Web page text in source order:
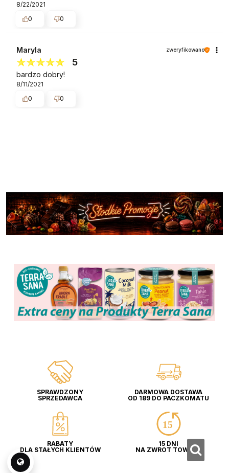
8/22/2021
0
0
Maryla zweryfikowano
5
bardzo dobry!
8/11/2021
0
0
SPRAWDZONY
SPRZEDAWCA
DARMOWA DOSTAWA
OD 189 DO PACZKOMATU
RABATY
DLA STAŁYCH KLIENTÓW
15 DNI
NA ZWROT TOWARU